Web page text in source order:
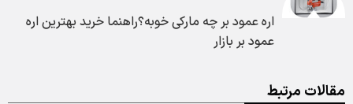
اره عمود بر چه مارکی خوبه؟راهنما خرید بهترین اره
عمود بر بازار
مقالات مرتبط